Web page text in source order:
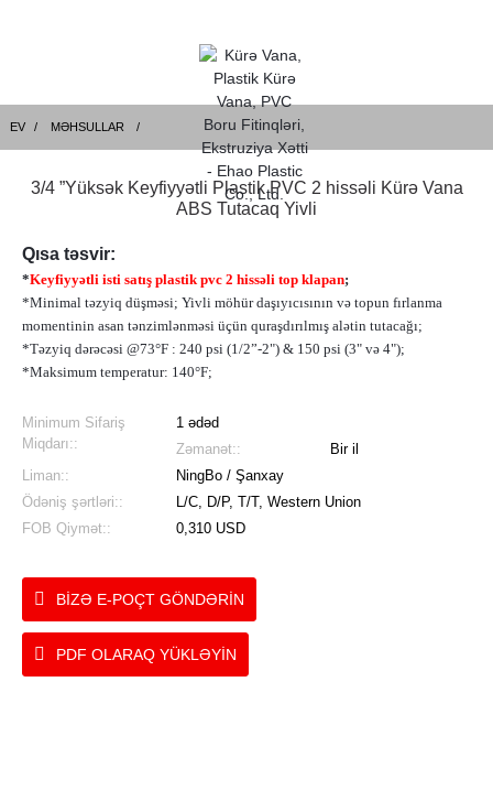
EV MƏHSULLAR
3/4 ”Yüksək Keyfiyyətli Plastik PVC 2 hissəli Kürə Vana
ABS Tutacaq Yivli
Qısa təsvir:
*Keyfiyyətli isti satış plastik pvc 2 hissəli top klapan;
*Minimal təzyiq düşməsi; Yivli möhür daşıyıcısının və topun fırlanma
momentinin asan tənzimlənməsi üçün quraşdırılmış alətin tutacağı;
*Təzyiq dərəcəsi @73°F : 240 psi (1/2”-2") & 150 psi (3" və 4");
*Maksimum temperatur: 140°F;
Minimum Sifariş
Miqdarı::
1 ədəd
Zəmanət::
Bir il
Liman::
NingBo / Şanxay
Ödəniş şərtləri::
L/C, D/P, T/T, Western Union
FOB Qiymət::
0,310 USD
BIZƏ E-POÇT GÖNDƏRIN
PDF OLARAQ YÜKLƏYIN